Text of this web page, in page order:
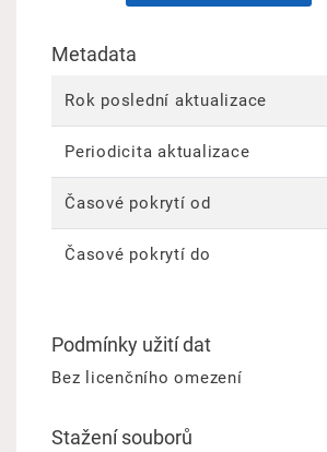
Metadata
Rok poslední aktualizace
Periodicita aktualizace
Časové pokrytí od
Časové pokrytí do
Podmínky užití dat
Bez licenčního omezení
Stažení souborů